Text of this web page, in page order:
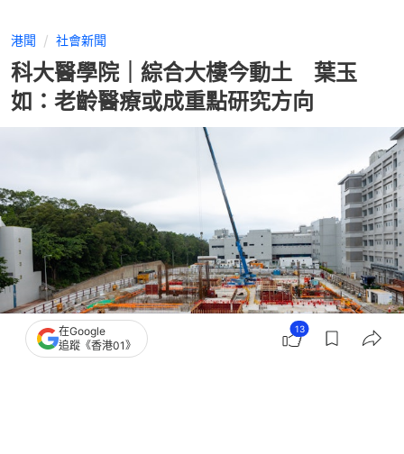
港聞 社會新聞
科大醫學院｜綜合大樓今動土 葉玉
如：老齡醫療或成重點研究方向
撰文：林子慰
在Google
追蹤《香港01》
13